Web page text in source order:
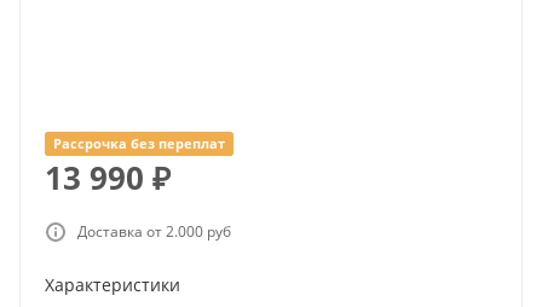
Рассрочка без переплат
13 990 ₽
Доставка от 2.000 руб
Характеристики